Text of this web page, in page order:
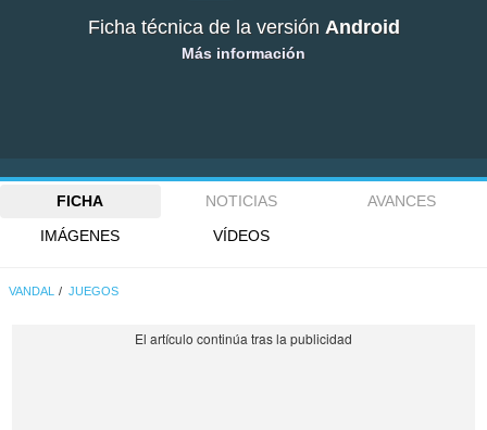
Ficha técnica de la versión Android
Más información
FICHA NOTICIAS
AVANCES
IMÁGENES
VÍDEOS
VANDAL JUEGOS